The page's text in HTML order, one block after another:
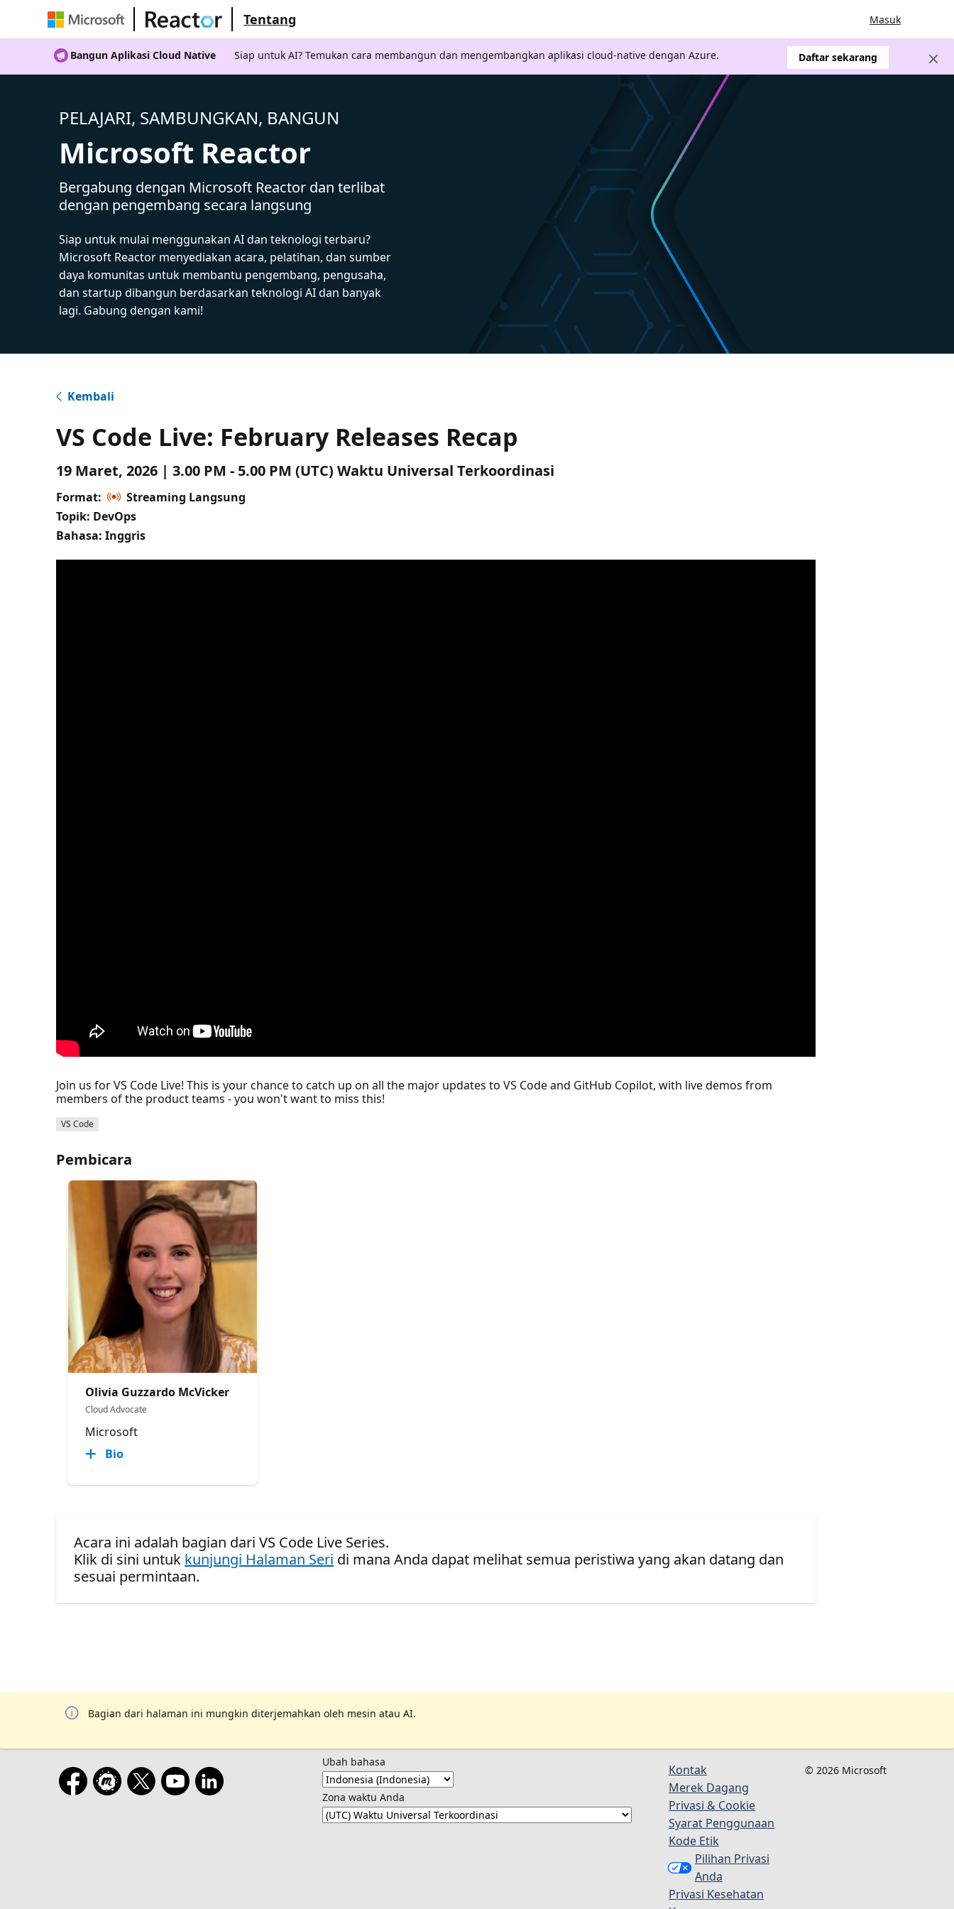
Tentang Masuk
Bangun Aplikasi Cloud Native Siap untuk AI? Temukan cara membangun dan mengembangkan aplikasi cloud-native dengan Azure. Daftar sekarang
PELAJARI, SAMBUNGKAN, BANGUN
Microsoft Reactor
Bergabung dengan Microsoft Reactor dan terlibat
dengan pengembang secara langsung
Siap untuk mulai menggunakan AI dan teknologi terbaru?
Microsoft Reactor menyediakan acara, pelatihan, dan sumber
daya komunitas untuk membantu pengembang, pengusaha,
dan startup dibangun berdasarkan teknologi AI dan banyak
lagi. Gabung dengan kami!
Kembali
VS Code Live: February Releases Recap
19 Maret, 2026 | 3.00 PM - 5.00 PM (UTC) Waktu Universal Terkoordinasi
Format:
Streaming Langsung
Topik: DevOps
Bahasa: Inggris
Join us for VS Code Live! This is your chance to catch up on all the major updates to VS Code and GitHub Copilot, with live demos from
members of the product teams - you won't want to miss this!
VS Code
Pembicara
Olivia Guzzardo McVicker
Cloud Advocate
Microsoft
Bio
Acara ini adalah bagian dari VS Code Live Series.
Klik di sini untuk kunjungi Halaman Seri di mana Anda dapat melihat semua peristiwa yang akan datang dan
sesuai permintaan.
Bagian dari halaman ini mungkin diterjemahkan oleh mesin atau AI.
Ubah bahasa
Zona waktu Anda
Kontak
Merek Dagang
Privasi & Cookie
Syarat Penggunaan
Kode Etik
Pilihan Privasi
Anda
Privasi Kesehatan
© 2026 Microsoft